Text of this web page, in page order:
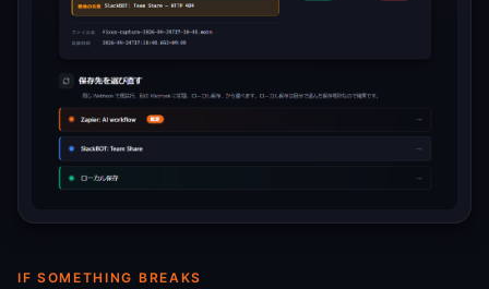
IF SOMETHING BREAKS